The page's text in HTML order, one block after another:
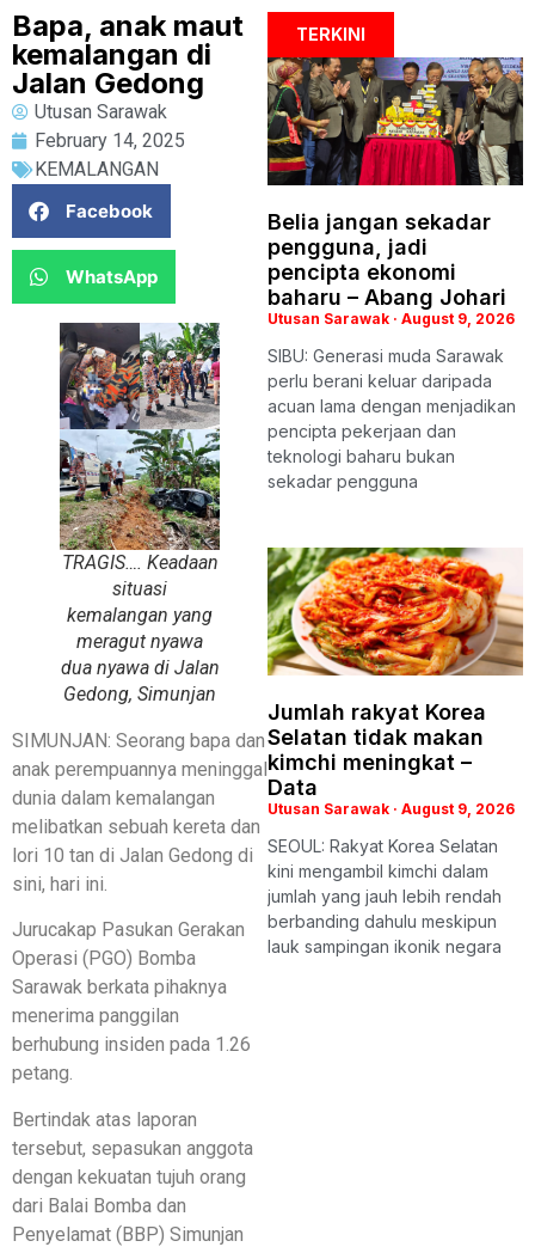
Bapa, anak maut
kemalangan di
Jalan Gedong
Utusan Sarawak
February 14, 2025
KEMALANGAN
Facebook
WhatsApp
TRAGIS…. Keadaan
situasi
kemalangan yang
meragut nyawa
dua nyawa di Jalan
Gedong, Simunjan
SIMUNJAN: Seorang bapa dan
anak perempuannya meninggal
dunia dalam kemalangan
melibatkan sebuah kereta dan
lori 10 tan di Jalan Gedong di
sini, hari ini.
Jurucakap Pasukan Gerakan
Operasi (PGO) Bomba
Sarawak berkata pihaknya
menerima panggilan
berhubung insiden pada 1.26
petang.
Bertindak atas laporan
tersebut, sepasukan anggota
dengan kekuatan tujuh orang
dari Balai Bomba dan
Penyelamat (BBP) Simunjan
TERKINI
Belia jangan sekadar
pengguna, jadi
pencipta ekonomi
baharu – Abang Johari
Utusan Sarawak August 9, 2026
SIBU: Generasi muda Sarawak
perlu berani keluar daripada
acuan lama dengan menjadikan
pencipta pekerjaan dan
teknologi baharu bukan
sekadar pengguna
Jumlah rakyat Korea
Selatan tidak makan
kimchi meningkat –
Data
Utusan Sarawak August 9, 2026
SEOUL: Rakyat Korea Selatan
kini mengambil kimchi dalam
jumlah yang jauh lebih rendah
berbanding dahulu meskipun
lauk sampingan ikonik negara